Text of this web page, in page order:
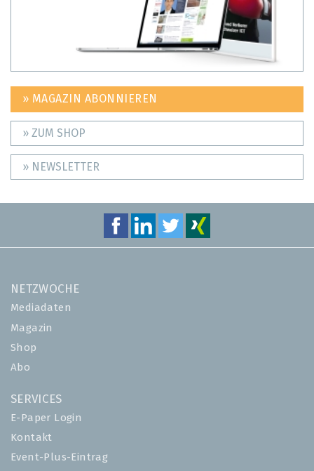
» MAGAZIN ABONNIEREN
» ZUM SHOP
» NEWSLETTER
NETZWOCHE
Mediadaten
Magazin
Shop
Abo
SERVICES
E-Paper Login
Kontakt
Event-Plus-Eintrag